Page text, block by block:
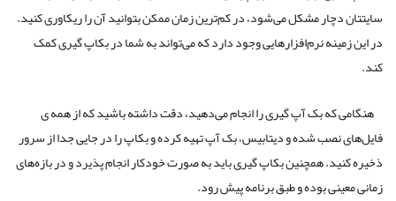
سایتتان دچار مشکل می‌شود، در کم‌ترین زمان ممکن بتوانید آن را ریکاوری کنید.
در این زمینه نرم‌افزارهایی وجود دارد که می‌تواند به شما در بکاپ گیری کمک
کند.
هنگامی که بک آپ گیری را انجام می‌دهید، دقت داشته باشید که از همه ی
فایل‌های نصب شده و دیتابیس، بک آپ تهیه کرده و بکاپ را در جایی جدا از سرور
ذخیره کنید. همچنین بکاپ گیری باید به صورت خودکار انجام پذیرد و در بازه‌های
زمانی معینی بوده و طبق برنامه پیش رود.